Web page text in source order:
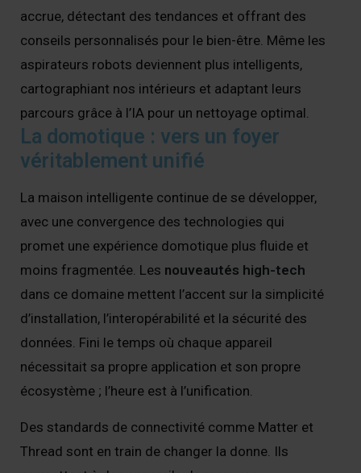
accrue, détectant des tendances et offrant des
conseils personnalisés pour le bien-être. Même les
aspirateurs robots deviennent plus intelligents,
cartographiant nos intérieurs et adaptant leurs
parcours grâce à l’IA pour un nettoyage optimal.
La domotique : vers un foyer
véritablement unifié
La maison intelligente continue de se développer,
avec une convergence des technologies qui
promet une expérience domotique plus fluide et
moins fragmentée. Les nouveautés high-tech
dans ce domaine mettent l’accent sur la simplicité
d’installation, l’interopérabilité et la sécurité des
données. Fini le temps où chaque appareil
nécessitait sa propre application et son propre
écosystème ; l’heure est à l’unification.
Des standards de connectivité comme Matter et
Thread sont en train de changer la donne. Ils